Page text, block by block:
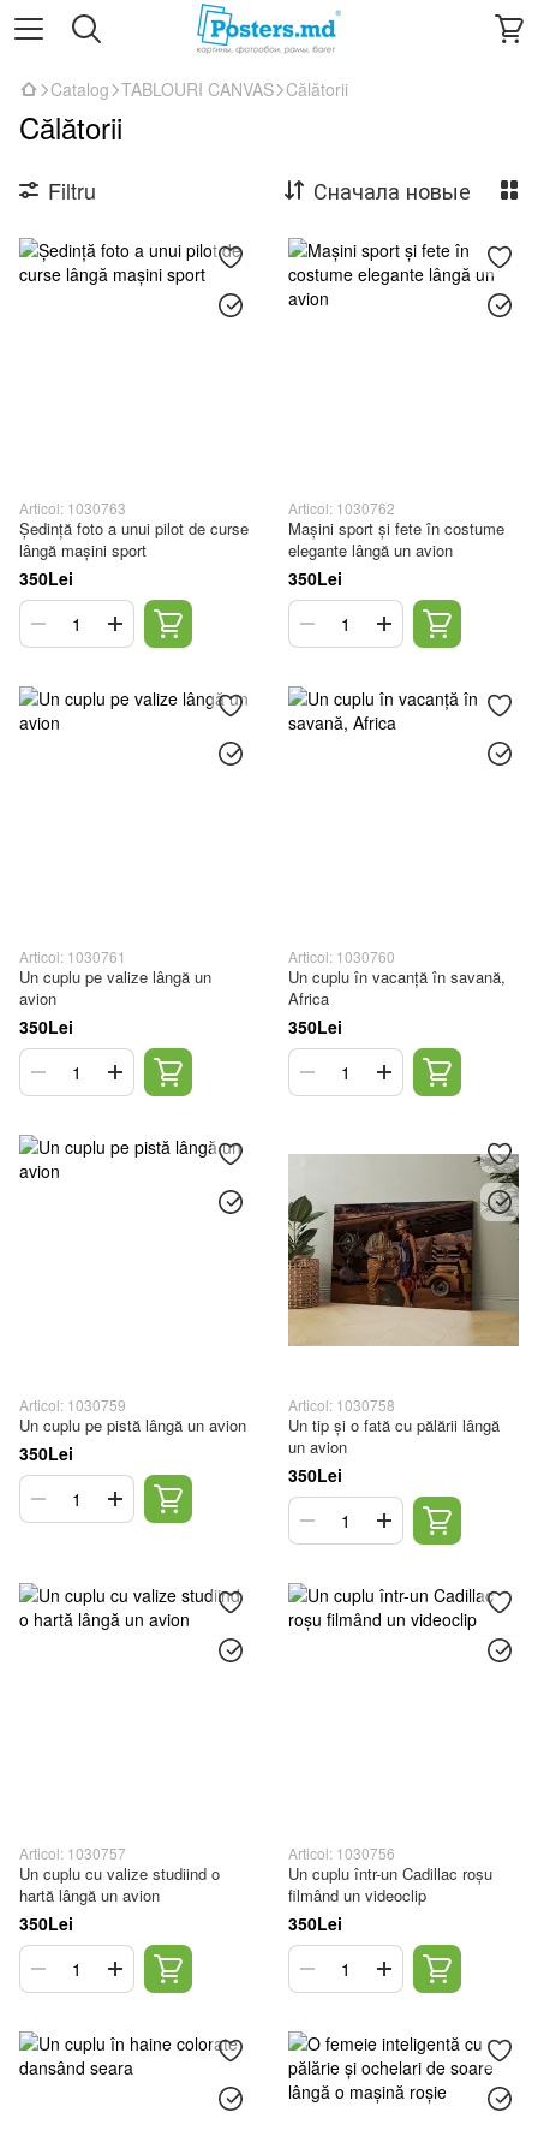
Catalog TABLOURI CANVAS Călătorii
Călătorii
Filtru Сначала новые
Articol: 1030763
Ședință foto a unui pilot de curse
lângă mașini sport
350Lei
Articol: 1030762
Mașini sport și fete în costume
elegante lângă un avion
350Lei
Articol: 1030761
Un cuplu pe valize lângă un
avion
350Lei
Articol: 1030760
Un cuplu în vacanță în savană,
Africa
350Lei
Articol: 1030759
Un cuplu pe pistă lângă un avion
350Lei
Articol: 1030758
Un tip și o fată cu pălării lângă
un avion
350Lei
Articol: 1030757
Un cuplu cu valize studiind o
hartă lângă un avion
350Lei
Articol: 1030756
Un cuplu într-un Cadillac roșu
filmând un videoclip
350Lei